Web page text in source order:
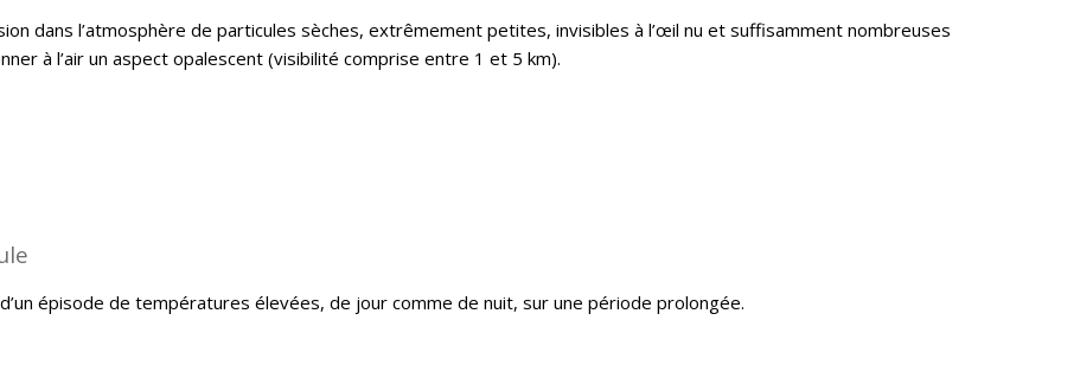
dans l’atmosphère de particules sèches, extrêmement petites, invisibles à l’œil nu et suffisamment nombreuses
à l’air un aspect opalescent (visibilité comprise entre 1 et 5 km).
d’un épisode de températures élevées, de jour comme de nuit, sur une période prolongée.